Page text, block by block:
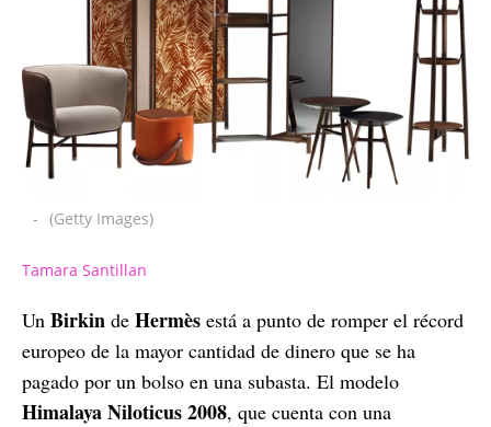
- (Getty Images)
Tamara Santillan
Un Birkin de Hermès está a punto de romper el récord
europeo de la mayor cantidad de dinero que se ha
pagado por un bolso en una subasta. El modelo
Himalaya Niloticus 2008, que cuenta con una